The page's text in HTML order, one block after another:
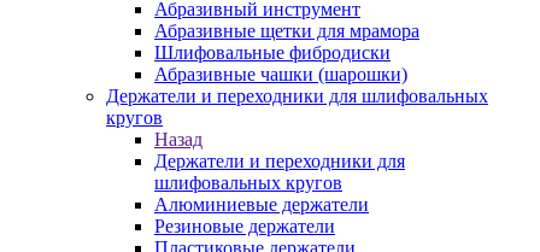
Абразивный инструмент
Абразивные щетки для мрамора
Шлифовальные фибродиски
Абразивные чашки (шарошки)
Держатели и переходники для шлифовальных
кругов
Назад
Держатели и переходники для
шлифовальных кругов
Алюминиевые держатели
Резиновые держатели
Пластиковые держатели